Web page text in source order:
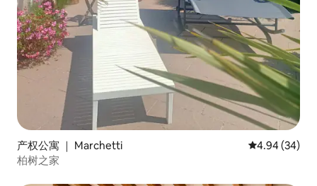
产权公寓 ｜ Marchetti 平均评分 4.94
4.94 (34)
柏树之家